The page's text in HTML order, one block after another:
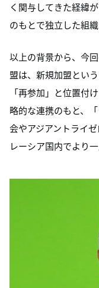
く関与してきた経緯
のもとで独立した組
以上の背景から、今
盟は、新規加盟とい
「再参加」と位置付
略的な連携のもと、
会やアジアントライ
レーシア国内でより